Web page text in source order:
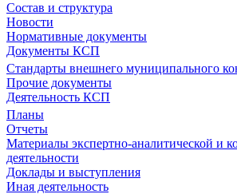
Состав и структура
Новости
Нормативные документы
Документы КСП
Стандарты внешнего муниципального
Прочие документы
Деятельность КСП
Планы
Отчеты
Материалы экспертно-аналитической и
деятельности
Доклады и выступления
Иная деятельность